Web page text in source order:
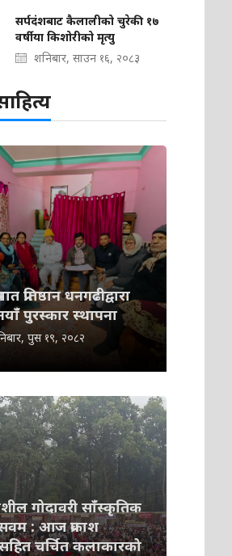
सर्पदंशबाट कैलालीको चुरेकी १७
वर्षीया किशोरीको मृत्यु
शनिबार, साउन १६, २०८३
प्रतिष्ठान धनगढीद्वारा
पुरस्कार स्थापना
पुस १९, २०८२
गोदावरी साँस्कृतिक
: आज प्रकाश
चर्चित कलाकारको